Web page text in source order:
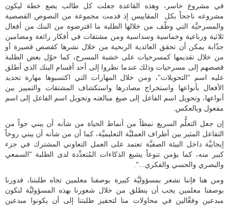
في مشروع خاسر، وهذه القاعدة جعلت كل طالب يضع خطة ليكون
مشروعه ناجحاً بكل المقاييس إذ قدمت مجموعة من النصوص القصصية
والمسرحيَّة التي وظّف من خلالها الطلبة ما اقترضوه من البنك من أفعال
ثلاثية ورباعية وخماسية وسداسية ومن مشتقات في أفكار رائعة ومضامين
جذّابة يمكن أن تحقق العائدية الربحية من خلال نشرها كقصص قصيرة أو
من خلال تقديمها كمسرحيات على خشبة المسرح، كما حوّل بعض الطلبة
قصصهم إلى مسرحيات وذلك عندما نظروا إلى أحد أقسام البنك الذي أطلق
عليه اسم "التحويلات"، ومن خلال المهارات التي اكتسبوها مهارة تحديد
الأفعال بأنواعها واستخراج مصادرها واستكشاف المشتقات والتمييز بين
أنواعها، وتحويل اسم الفاعل إلى صيغ مبالغته وتحويل اسم الفاعل إلى اسم
مفعول وبالعكس.
إن جعل التعلُّم السريع نمطاً من أنماط الحياة من شأنه أن يبني جواً من
التفاعل المثير بين أطراف العمليَّة التعليميَّة، كما أن من شأنه أن يبني روحاً
إيجابيَّة داخل البيئة الصفيَّة تعتمد على العمل التعاوني المشترك في جزء
كبير منه، كما يؤمن تنوعاً يشبع الذكاءات المُتعدِّدة لدى الطلبة "السمعي
والبصري والحسي والفكري...".
ومن هنا فإننا نشعر بمسؤوليَّة كبيرة بوصفنا معلمين تجاه طلبتنا، فدورنا
بوصفنا معلمين يجب أن ينطلق من خلال شعورنا بهذه المسؤوليَّة لنكون
مبدعين وفعَّالين في محاولات منا لتحفيز طلبتنا إلى أن يكونوا مبدعين